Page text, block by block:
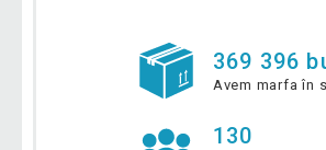
369 396
Avem marfa în
130